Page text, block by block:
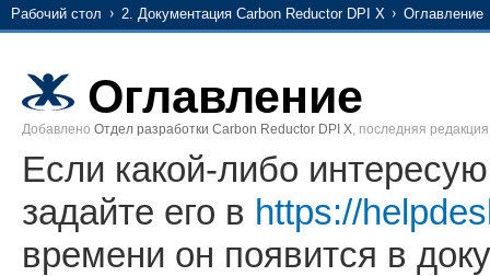
Рабочий стол 2. Документация Carbon Reductor DPI X Оглавление
Оглавление
Добавлено Отдел разработки Carbon Reductor DPI X, последняя
Если какой-либо
задайте его в https://
времени он появится в